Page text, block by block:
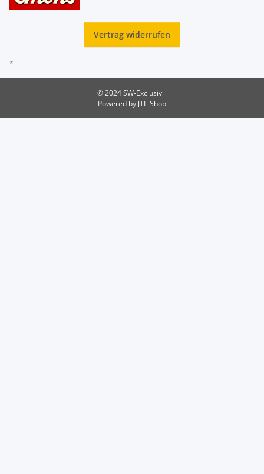
Vertrag widerrufen
*
© 2024 SW-Exclusiv
Powered by JTL-Shop